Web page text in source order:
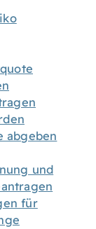
abgeben
und
für